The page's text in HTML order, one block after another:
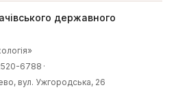
державного
6788 ·
вул. Ужгородська, 26